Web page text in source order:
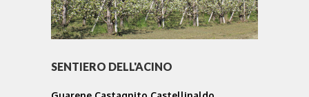
SENTIERO DELL'ACINO